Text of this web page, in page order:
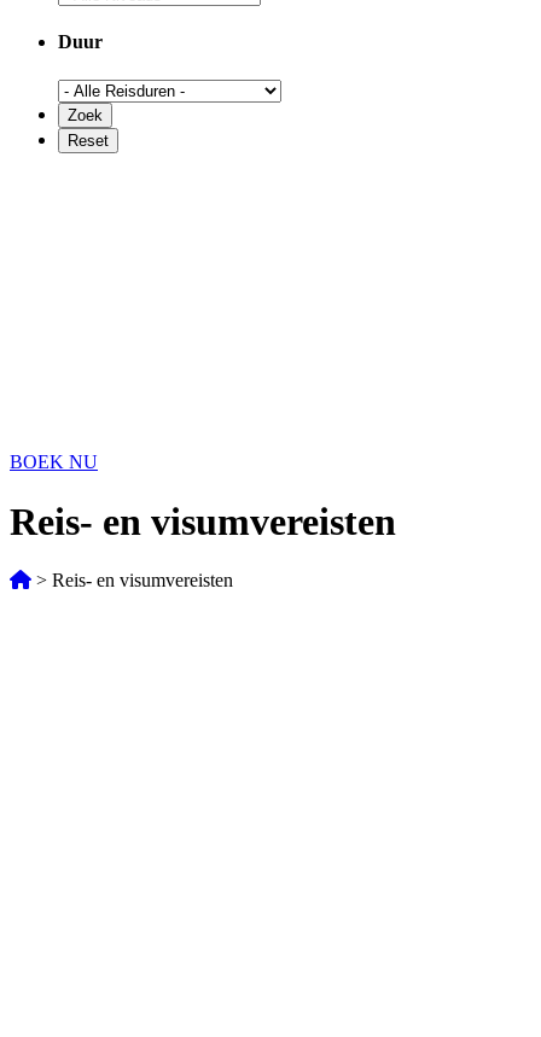
Duur
BOEK NU
Reis- en visumvereisten
> Reis- en visumvereisten